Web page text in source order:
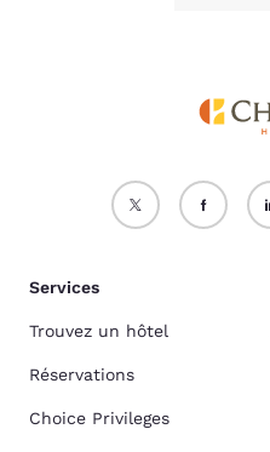
Services
Trouvez un hôtel
Réservations
Choice Privileges